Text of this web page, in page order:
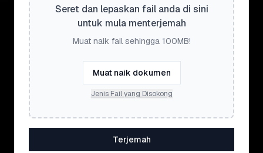
Seret dan lepaskan fail anda di sini
untuk mula menterjemah
Muat naik fail sehingga 100MB!
Muat naik dokumen
Jenis Fail yang Disokong
Terjemah